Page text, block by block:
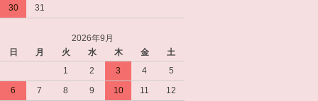
30
31
2026年9月
日
月 火 水 木 金
土
1
2 3 4
5
6
7 8 9 10 11
12